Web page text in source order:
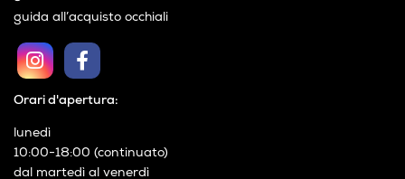
Orari d'apertura:
cookies policy
guida all’acquisto fotocamere e accessori